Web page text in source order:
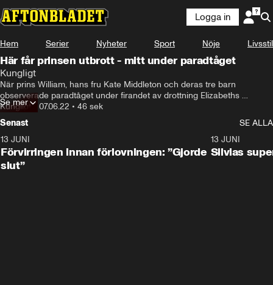
Logga in
Hem Serier Nyheter Sport Nöje Livsstil
Här får prinsen utbrott - mitt under paradtåget
Kungligt
När prins William, hans fru Kate Middleton och deras tre barn
observerade paradtåget under firandet av drottning Elizabeths
platinumjubileum bestämde sig ett av deras barn för att säga emot sin
mamma.
Kungligt• 07.06.22 • 46 sek
Se mer
Senast
SE ALLA
13 JUNI
Förvirringen innan förlovningen: ”Gjorde
slut”
13 JUNI
Silvias